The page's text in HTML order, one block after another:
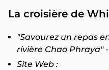
La croisière de
"Savourez un repas
rivière Chao Phraya"
Site Web :